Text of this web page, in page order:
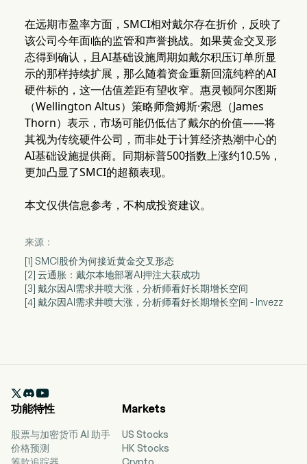
在远期市盈率方面，SMCI相对戴尔存在折价，反映了
该公司今年面临的监管和声誉挑战。如果黄金交叉形
态得到确认，且AI基础设施周期如戴尔积压订单所显
示的那样持续扩展，那么随着资金重新回流纯粹的AI
硬件标的，这一估值差距有望收窄。惠灵顿阿尔图斯
（Wellington Altus）策略师詹姆斯·索恩（James
Thorn）表示，市场可能仍低估了戴尔的价值——将
其视为传统硬件公司，而非处于计算经济热潮中心的
AI基础设施提供商。同期标普500指数上涨约10.5%，
更加凸显了SMCI的超额表现。
本文仅供信息参考，不构成投资建议。
来源：
[1] SMCI股价为何接近黄金交叉形态
[2] 云通胀：戴尔本地部署AI押注大获成功
[3] 戴尔因AI需求井喷大涨，分析师看好长期增长空间
[4] 戴尔因AI需求井喷大涨，分析师看好长期增长空间 - Invezz

功能特性
股票与加密货币 AI 助手
价格预测
筹款追踪器
Markets
US Stocks
HK Stocks
Crypto